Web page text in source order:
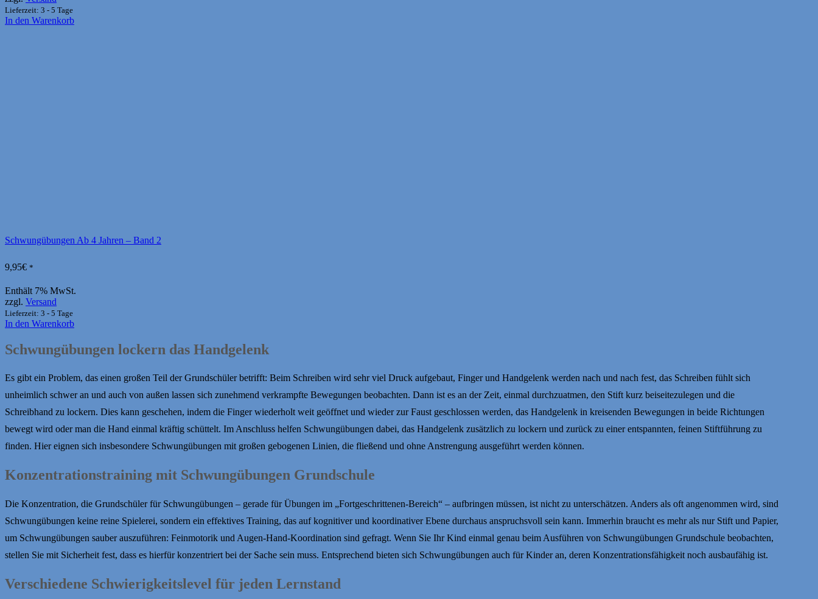
Lieferzeit: 3 - 5 Tage
In den Warenkorb
Schwungübungen Ab 4 Jahren – Band 2
9,95€ *
Enthält 7% MwSt.
zzgl. Versand
Lieferzeit: 3 - 5 Tage
In den Warenkorb
Schwungübungen lockern das Handgelenk
Es gibt ein Problem, das einen großen Teil der Grundschüler betrifft: Beim Schreiben wird sehr viel Druck aufgebaut, Finger und Handgelenk werden nach und nach fest, das Schreiben fühlt sich
unheimlich schwer an und auch von außen lassen sich zunehmend verkrampfte Bewegungen beobachten. Dann ist es an der Zeit, einmal durchzuatmen, den Stift kurz beiseitezulegen und die
Schreibhand zu lockern. Dies kann geschehen, indem die Finger wiederholt weit geöffnet und wieder zur Faust geschlossen werden, das Handgelenk in kreisenden Bewegungen in beide Richtungen
bewegt wird oder man die Hand einmal kräftig schüttelt. Im Anschluss helfen Schwungübungen dabei, das Handgelenk zusätzlich zu lockern und zurück zu einer entspannten, feinen Stiftführung zu
finden. Hier eignen sich insbesondere Schwungübungen mit großen gebogenen Linien, die fließend und ohne Anstrengung ausgeführt werden können.
Konzentrationstraining mit Schwungübungen Grundschule
Die Konzentration, die Grundschüler für Schwungübungen – gerade für Übungen im „Fortgeschrittenen-Bereich“ – aufbringen müssen, ist nicht zu unterschätzen. Anders als oft angenommen wird, sind
Schwungübungen keine reine Spielerei, sondern ein effektives Training, das auf kognitiver und koordinativer Ebene durchaus anspruchsvoll sein kann. Immerhin braucht es mehr als nur Stift und Papier,
um Schwungübungen sauber auszuführen: Feinmotorik und Augen-Hand-Koordination sind gefragt. Wenn Sie Ihr Kind einmal genau beim Ausführen von Schwungübungen Grundschule beobachten,
stellen Sie mit Sicherheit fest, dass es hierfür konzentriert bei der Sache sein muss. Entsprechend bieten sich Schwungübungen auch für Kinder an, deren Konzentrationsfähigkeit noch ausbaufähig ist.
Verschiedene Schwierigkeitslevel für jeden Lernstand